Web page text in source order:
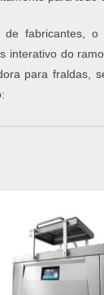
de fabricantes,
interativo do
para fraldas,